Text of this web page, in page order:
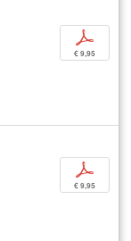
p
€ 9,95
p
€ 9,95